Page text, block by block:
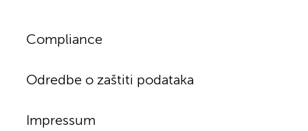
Impressum
Odredbe o zaštiti podataka
Compliance